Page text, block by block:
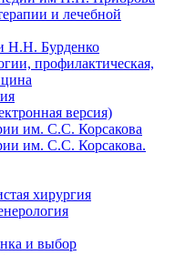
и лечебной
Н.Н. Бурденко
профилактическая,
версия)
им. С.С. Корсакова
им. С.С. Корсакова.
хирургия
и выбор